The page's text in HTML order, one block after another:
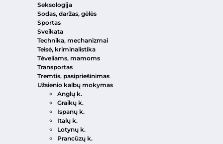
Seksologija
Sodas, daržas, gėlės
Sportas
Sveikata
Technika, mechanizmai
Teisė, kriminalistika
Tėveliams, mamoms
Transportas
Tremtis, pasipriešinimas
Užsienio kalbų mokymas
Anglų k.
Graikų k.
Ispanų k.
Italų k.
Lotynų k.
Prancūzų k.